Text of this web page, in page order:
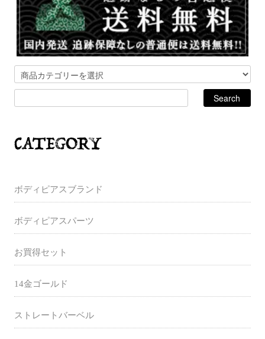
ボディピアスブランド
ボディピアスパーツ
お買得セット
14金ゴールド
ストレートバーベル